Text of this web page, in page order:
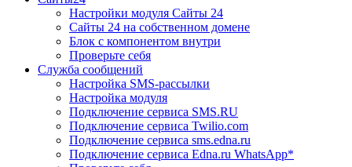
Настройки модуля Сайты 24
Сайты 24 на собственном домене
Блок с компонентом внутри
Проверьте себя
Служба сообщений
Настройка SMS-рассылки
Настройка модуля
Подключение сервиса SMS.RU
Подключение сервиса Twilio.com
Подключение сервиса sms.edna.ru
Подключение сервиса Edna.ru WhatsApp*